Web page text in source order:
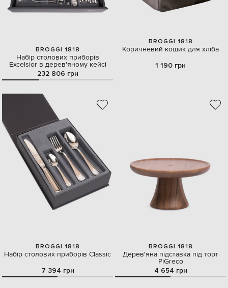
BROGGI 1818
Набір столових приборів
Excelsior в дерев'яному кейсі
232 806 грн
BROGGI 1818
Коричневий кошик для хліба
1 190 грн
BROGGI 1818
Набір столових приборів Classic
7 394 грн
BROGGI 1818
Дерев'яна підставка під торт
PiGreco
4 654 грн